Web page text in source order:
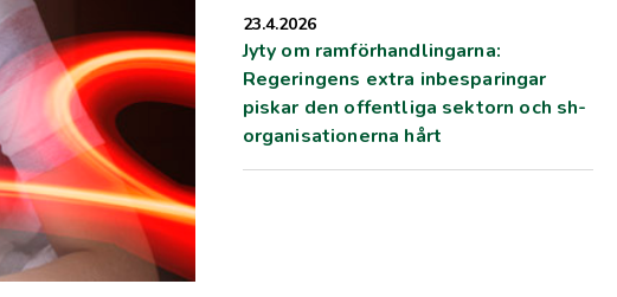
23.4.2026
Jyty om ramförhandlingarna:
Regeringens extra inbesparingar
piskar den offentliga sektorn och sh-
organisationerna hårt